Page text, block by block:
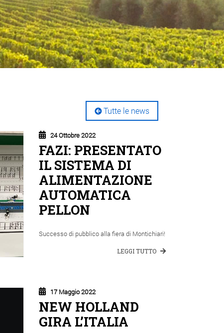
Tutte le news
24 Ottobre 2022
FAZI: PRESENTATO
IL SISTEMA DI
ALIMENTAZIONE
AUTOMATICA
PELLON
Successo di pubblico alla fiera di Montichiari!
LEGGI TUTTO
17 Maggio 2022
NEW HOLLAND
GIRA L’ITALIA